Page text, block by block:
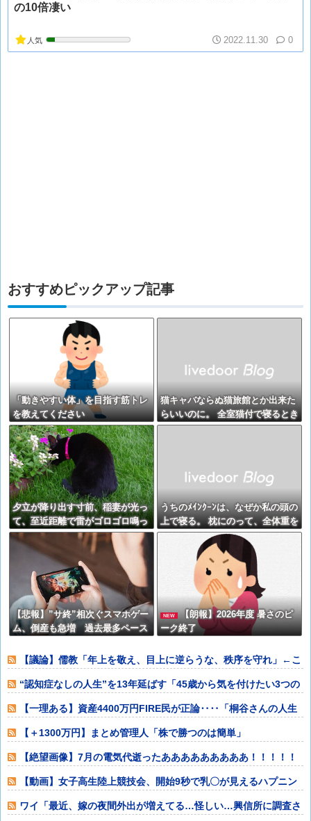
の10倍凄い
人気 2022.11.30 0
おすすめピックアップ記事
「動きやすい体」を目指す筋トレ
を教えてください
猫キャバならぬ猫旅館とか出来た
らいいのに。 全室猫付で寝るとき
はもれなく添い寝してくれるの。
夕立が降り出す寸前、稲妻が光っ
て、至近距離で雷がゴロゴロ鳴っ
ているんですが・・・【再】
うちのﾒｲﾝｸｰﾝは、なぜか私の頭の
上で寝る。 枕にのって、全体重を
私の頭に預け、爆睡。【再】
【悲報】”サ終”相次ぐスマホゲー
ム、倒産も急増 過去最多ペース
NEW
【朗報】2026年度 暑さのピ
ーク終了
【議論】儒教「年上を敬え、目上に逆らうな、秩序を守れ」←こ
れが東アジアに
“認知症なしの人生”を13年延ばす「45歳から気を付けたい3つの
こと」
【一理ある】資産4400万円FIRE民が正論‥‥「桐谷さんの人生
後悔して
【＋1300万円】まとめ管理人「株で勝つのは簡単」
【絶望画像】7月の電気代逝ったあああああああああ！！！！！
【動画】女子高生陸上競技会、開始9秒で乳〇が見えるハプニン
グ⇒！！！！
ワイ「最近、嫁の夜間外出が増えてる…怪しい…興信所に調査さ